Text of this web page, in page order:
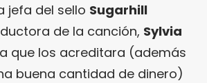
jefa del sello Sugarhill
de la canción, Sylvia
que los acreditara (además
buena cantidad de dinero)